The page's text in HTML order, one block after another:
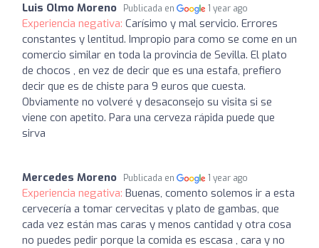
Luis Olmo Moreno Publicada en 1 year ago
Experiencia negativa: Carísimo y mal servicio. Errores
constantes y lentitud. Impropio para como se come en un
comercio similar en toda la provincia de Sevilla. El plato
de chocos , en vez de decir que es una estafa, prefiero
decir que es de chiste para 9 euros que cuesta.
Obviamente no volveré y desaconsejo su visita si se
viene con apetito. Para una cerveza rápida puede que
sirva
Mercedes Moreno Publicada en 1 year ago
Experiencia negativa: Buenas, comento solemos ir a esta
cervecería a tomar cervecitas y plato de gambas, que
cada vez están mas caras y menos cantidad y otra cosa
no puedes pedir porque la comida es escasa , cara y no